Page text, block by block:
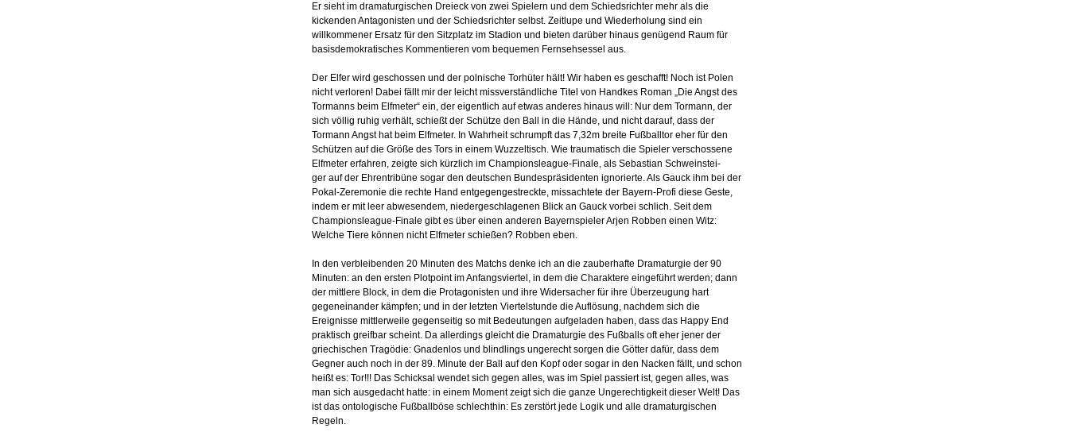
Er sieht im dramaturgischen Dreieck von zwei Spielern und dem Schiedsrichter mehr als die
kickenden Antagonisten und der Schiedsrichter selbst. Zeitlupe und Wiederholung sind ein
willkommener Ersatz für den Sitzplatz im Stadion und bieten darüber hinaus genügend Raum für
basisdemokratisches Kommentieren vom bequemen Fernsehsessel aus.
Der Elfer wird geschossen und der polnische Torhüter hält! Wir haben es geschafft! Noch ist Polen
nicht verloren! Dabei fällt mir der leicht missverständliche Titel von Handkes Roman „Die Angst des
Tormanns beim Elfmeter“ ein, der eigentlich auf etwas anderes hinaus will: Nur dem Tormann, der
sich völlig ruhig verhält, schießt der Schütze den Ball in die Hände, und nicht darauf, dass der
Tormann Angst hat beim Elfmeter. In Wahrheit schrumpft das 7,32m breite Fußballtor eher für den
Schützen auf die Größe des Tors in einem Wuzzeltisch. Wie traumatisch die Spieler verschossene
Elfmeter erfahren, zeigte sich kürzlich im Championsleague-Finale, als Sebastian Schwein­stei­
ger auf der Ehrentribüne sogar den deutschen Bundespräsidenten ignorierte. Als Gauck ihm bei der
Pokal-Zeremonie die rechte Hand entgegen­ge­streckte, missachtete der Bayern-Profi diese Geste,
indem er mit lee­r abwesendem, niedergeschlagenen Blick an Gauck vor­bei schlich. Seit dem
Championsleague-Finale gibt es über einen anderen Bayernspieler Arjen Robben einen Witz:
Welche Tiere können nicht Elfmeter schießen? Robben eben.
In den verbleibenden 20 Minuten des Matchs denke ich an die zauberhafte Dramaturgie der 90
Minuten: an den ersten Plotpoint im Anfangsviertel, in dem die Charaktere eingeführt werden; dann
der mittlere Block, in dem die Protagonisten und ihre Widersacher für ihre Überzeugung hart
gegeneinander kämpfen; und in der letzten Viertelstunde die Auflösung, nachdem sich die
Ereignisse mittlerweile gegenseitig so mit Bedeutungen aufgeladen haben, dass das Happy End
praktisch greifbar scheint. Da allerdings gleicht die Dramaturgie des Fußballs oft eher jener der
griechischen Tragödie: Gnadenlos und blindlings ungerecht sorgen die Götter dafür, dass dem
Gegner auch noch in der 89. Minute der Ball auf den Kopf oder sogar in den Nacken fällt, und schon
heißt es: Tor!!! Das Schicksal wendet sich gegen alles, was im Spiel passiert ist, gegen alles, was
man sich ausgedacht hatte: in einem Moment zeigt sich die ganze Ungerechtigkeit dieser Welt! Das
ist das ontologische Fußballböse schlechthin: Es zerstört jede Logik und alle dramaturgischen
Regeln.